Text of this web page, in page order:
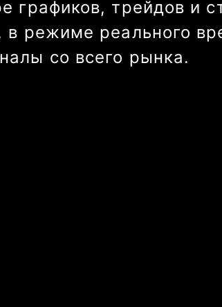
графиков, трейдов и
в режиме реального
со всего рынка.